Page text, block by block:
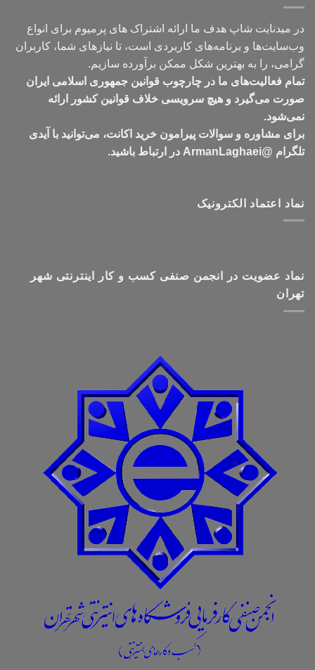
در میدنایت شاپ هدف ما ارائه اشتراک های پرمیوم برای انواع
وب‌سایت‌ها و برنامه‌های کاربردی است، تا نیازهای شما، کاربران
گرامی، را به بهترین شکل ممکن برآورده سازیم.
تمام فعالیت‌های ما در چارچوب قوانین جمهوری اسلامی ایران
صورت می‌گیرد و هیچ سرویسی خلاف قوانین کشور ارائه
نمی‌شود.
برای مشاوره و سوالات پیرامون خرید اکانت، می‌توانید با آیدی
تلگرام @ArmanLaghaei در ارتباط باشید.
نماد اعتماد الکترونیک
نماد عضویت در انجمن صنفی کسب و کار اینترنتی شهر
تهران